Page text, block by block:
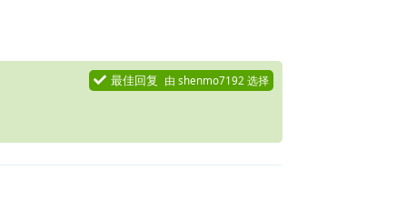
最佳回复 由 shenmo7192 选择